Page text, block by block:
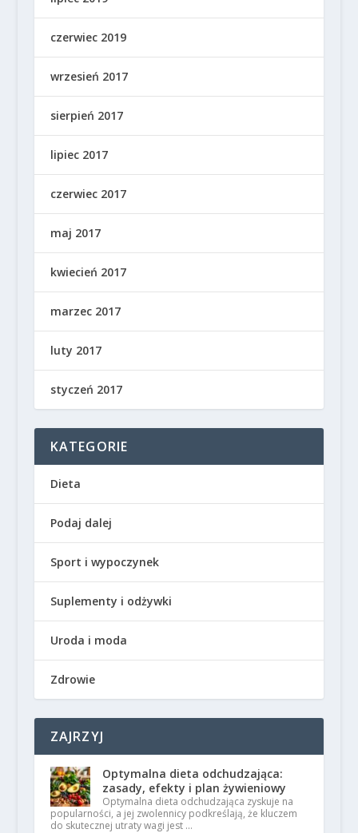
czerwiec 2019
wrzesień 2017
sierpień 2017
lipiec 2017
czerwiec 2017
maj 2017
kwiecień 2017
marzec 2017
luty 2017
styczeń 2017
KATEGORIE
Dieta
Podaj dalej
Sport i wypoczynek
Suplementy i odżywki
Uroda i moda
Zdrowie
ZAJRZYJ
Optymalna dieta odchudzająca:
zasady, efekty i plan żywieniowy
Optymalna dieta odchudzająca zyskuje na
popularności, a jej zwolennicy podkreślają, że kluczem
do skutecznej utraty wagi jest …